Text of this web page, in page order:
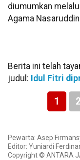
diumumkan
Agama Nasaruddin
Berita ini telah
judul: Idul Fitri
1 2
Pewarta: Asep
Editor: Yuniardi
Copyright © ANTARA